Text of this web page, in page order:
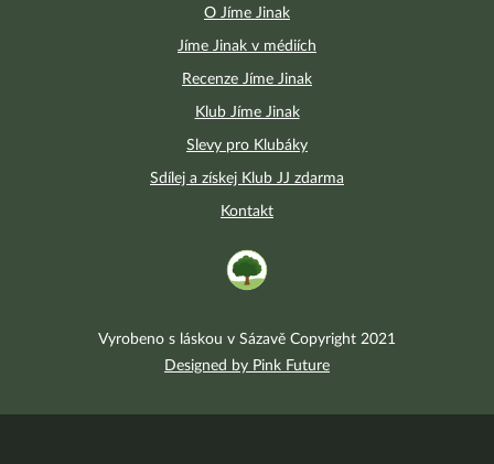
O Jíme Jinak
Jíme Jinak v médiích
Recenze Jíme Jinak
Klub Jíme Jinak
Slevy pro Klubáky
Sdílej a získej Klub JJ zdarma
Kontakt
Vyrobeno s láskou v Sázavě Copyright 2021
Designed by Pink Future